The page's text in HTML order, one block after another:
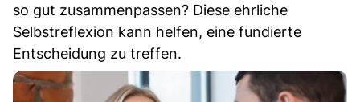
so gut zusammenpassen? Diese ehrliche
Selbstreflexion kann helfen, eine fundierte
Entscheidung zu treffen.